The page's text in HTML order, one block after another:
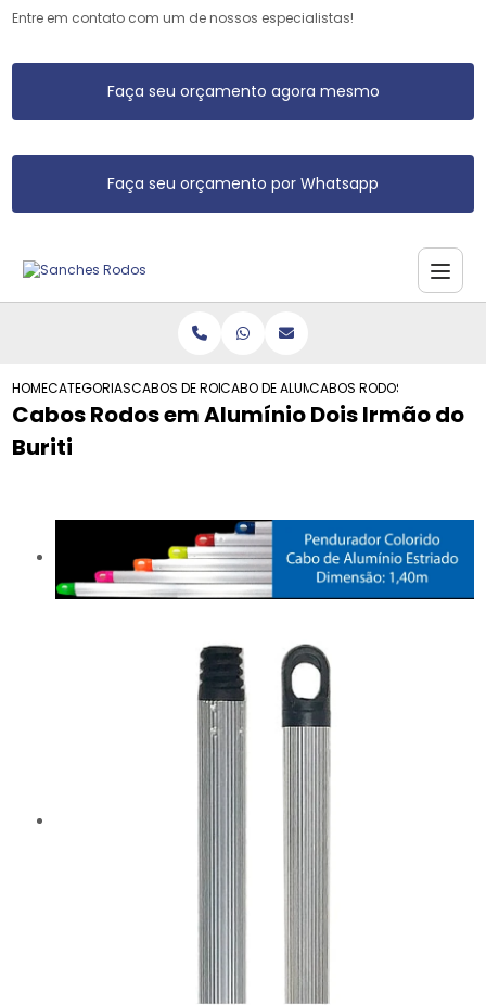
Entre em contato com um de nossos especialistas!
Faça seu orçamento agora mesmo
Faça seu orçamento por Whatsapp
HOMECATEGORIASCABOS DE RODO DE ALUMINIO
CABO DE ALUMINIO PARA RODOS E
CABOS RODOS EM
Cabos Rodos em Alumínio Dois Irmão do
Buriti